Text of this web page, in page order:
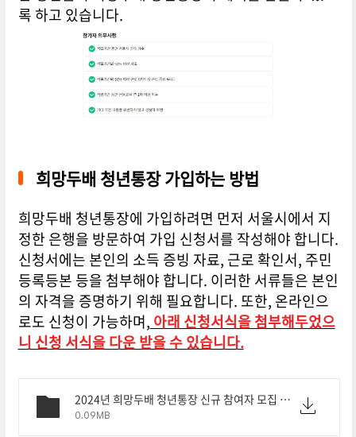
록 하고 있습니다.
희망두배 청년통장 가입하는 방법
희망두배 청년통장에 가입하려면 먼저 서울시에서 지
정한 은행을 방문하여 가입 신청서를 작성해야 합니다.
신청서에는 본인의 소득 증빙 자료, 근로 확인서, 주민
등록등본 등을 첨부해야 합니다. 이러한 서류들은 본인
의 자격을 증명하기 위해 필요합니다. 또한, 온라인으
로도 신청이 가능하며, 아래 신청서식을 첨부해두었으
니 신청 서식을 다운 받을 수 있습니다.
2024년 희망두배 청년통장 신규 참여자 모집 공고문_수정.hwp
0.09MB